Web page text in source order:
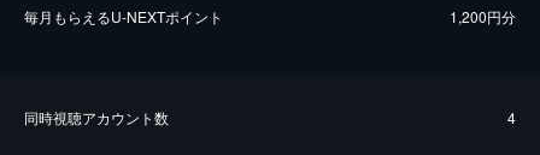
毎⽉もらえるU-NEXTポイント 1,200円分
同時視聴アカウント数 4